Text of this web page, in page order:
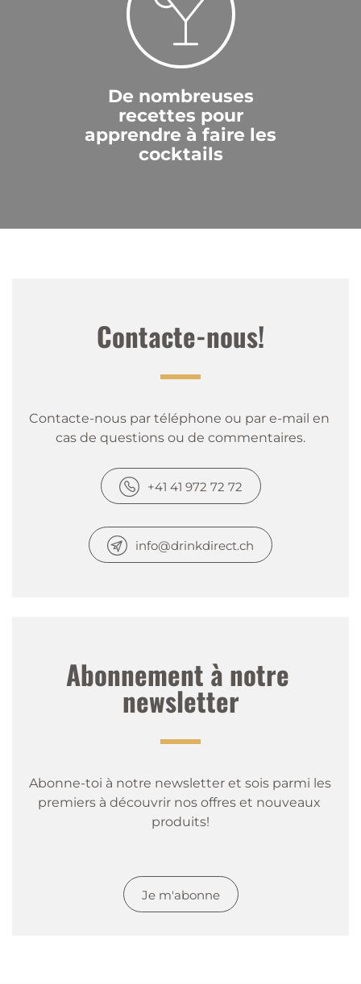
De nombreuses
recettes pour
apprendre à faire les
cocktails
Contacte-nous!
Contacte-nous par téléphone ou par e-mail en
cas de questions ou de commentaires.
+41 41 972 72 72
info@drinkdirect.ch
Abonnement à notre
newsletter
Abonne-toi à notre newsletter et sois parmi les
premiers à découvrir nos offres et nouveaux
produits!
Je m'abonne